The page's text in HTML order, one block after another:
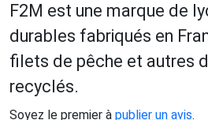
F2M est une marque de
durables fabriqués en
filets de pêche et autres
recyclés.
Soyez le premier à publier un avis.